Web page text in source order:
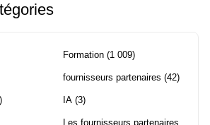
Formation (1 009)
fournisseurs partenaires (42)
IA (3)
Les fournisseurs partenaires